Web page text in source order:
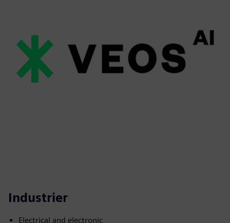
Industrier
Electrical and electronic